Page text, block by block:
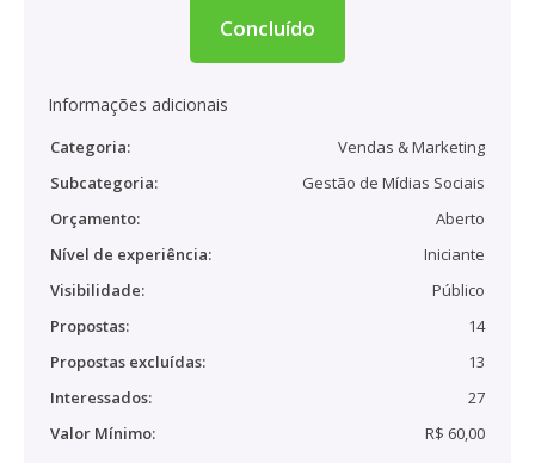
Concluído
Informações adicionais
Categoria:
Vendas & Marketing
Subcategoria:
Gestão de Mídias Sociais
Orçamento:
Aberto
Nível de experiência:
Iniciante
Visibilidade:
Público
Propostas:
14
Propostas excluídas:
13
Interessados:
27
Valor Mínimo:
R$ 60,00